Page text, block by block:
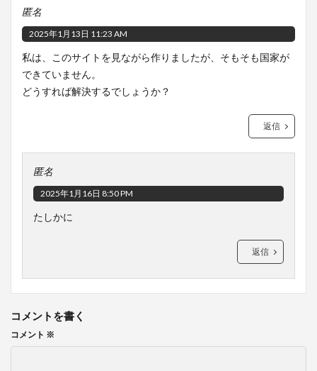
匿名
2025年1月13日 11:23 AM
私は、このサイトを見ながら作りましたが、そもそも国家が
できていません。
どうすれば解決するでしょうか？
返信
匿名
2025年1月16日 8:50 PM
たしかに
返信
コメントを書く
コメント ※